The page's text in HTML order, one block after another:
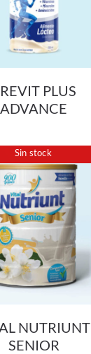
PLUS
ADVANCE
Sin stock
NUTRIUNT
SENIOR